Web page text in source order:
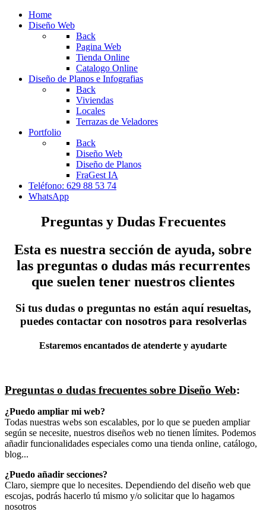
Home
Diseño Web
Back
Pagina Web
Tienda Online
Catalogo Online
Diseño de Planos e Infografias
Back
Viviendas
Locales
Terrazas de Veladores
Portfolio
Back
Diseño Web
Diseño de Planos
FraGest IA
Teléfono: 629 88 53 74
WhatsApp
Preguntas y Dudas Frecuentes
Esta es nuestra sección de ayuda, sobre
las preguntas o dudas más recurrentes
que suelen tener nuestros clientes
Si tus dudas o preguntas no están aquí resueltas,
puedes contactar con nosotros para resolverlas
Estaremos encantados de atenderte y ayudarte
Preguntas o dudas frecuentes sobre Diseño Web:
¿Puedo ampliar mi web?
Todas nuestras webs son escalables, por lo que se pueden ampliar
según se necesite, nuestros diseños web no tienen límites. Podemos
añadir funcionalidades especiales como una tienda online, catálogo,
blog...
¿Puedo añadir secciones?
Claro, siempre que lo necesites. Dependiendo del diseño web que
escojas, podrás hacerlo tú mismo y/o solicitar que lo hagamos
nosotros